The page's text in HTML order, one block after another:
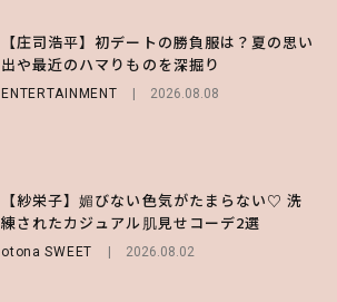
【庄司浩平】初デートの勝負服は？夏の思い
出や最近のハマりものを深掘り
ENTERTAINMENT 2026.08.08
【紗栄子】媚びない色気がたまらない♡ 洗
練されたカジュアル肌見せコーデ2選
otona SWEET 2026.08.02
【ハローキティ】がスシローと初コラボ♡
第1弾の気になるメニュー＆限定グッズを総
チェック！
2026.07.31
【大原優乃】夏メイクはプレイフルに！ドキ
ッとしちゃう色っぽ“うるみ目”のつくり方
BEAUTY 2026.08.01
【SNIDEL】長濱ねるとロマンティックトラ
ッドな秋はじめ｜2026秋の新作コーデ4選
FASHION Sponsored 2026.07.10
【付録】総柄ハローキティが可愛すぎ♡ 紀
ノ国屋コラボの“優秀保冷バッグ”は夏の強
い味方！【オトナミューズ9月号増刊】
2026.07.12